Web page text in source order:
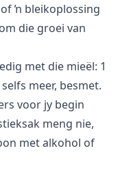
ŉ bleikoplossing
die groei van
met die mieël: 1
meer, besmet.
voor jy begin
meng nie,
met alkohol of